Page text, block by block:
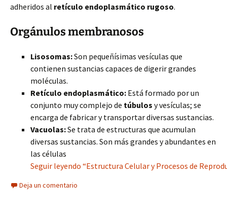
adheridos al retículo endoplasmático rugoso.
Orgánulos membranosos
Lisosomas:Son pequeñísimas vesículas que
contienen sustancias capaces de digerir grandes
moléculas.
Retículo endoplasmático: Está formado por un
conjunto muy complejo de túbulos y vesículas; se
encarga de fabricar y transportar diversas sustancias.
Vacuolas:Se trata de estructuras que acumulan
diversas sustancias. Son más grandes y abundantes en
las células
Seguir leyendo “Estructura Celular y Procesos de
Deja un comentario